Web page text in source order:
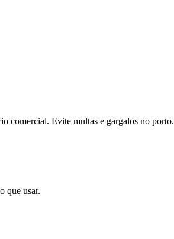
comercial. Evite multas e gargalos no porto.
que usar.